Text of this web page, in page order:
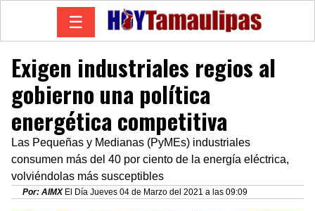
☰
Exigen industriales regios al
gobierno una política
energética competitiva
Las Pequeñas y Medianas (PyMEs) industriales
consumen más del 40 por ciento de la energía eléctrica,
volviéndolas más susceptibles
Por: AIMXEl Día Jueves 04 de Marzo del 2021 a las 09:09